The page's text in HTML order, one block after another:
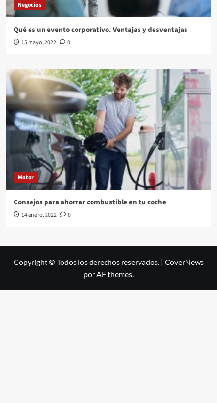
Negocios
Qué es un evento corporativo. Ventajas y desventajas
15 mayo, 2022 0
Motor
Consejos para ahorrar combustible en tu coche
14 enero, 2022 0
Copyright © Todos los derechos reservados. | CoverNews
por AF themes.